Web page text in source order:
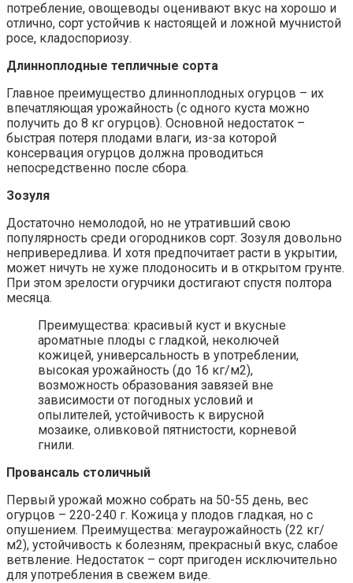
потребление, овощеводы оценивают вкус на хорошо и
отлично, сорт устойчив к настоящей и ложной мучнистой
росе, кладоспориозу.
Длинноплодные тепличные сорта
Главное преимущество длинноплодных огурцов – их
впечатляющая урожайность (с одного куста можно
получить до 8 кг огурцов). Основной недостаток –
быстрая потеря плодами влаги, из-за которой
консервация огурцов должна проводиться
непосредственно после сбора.
Зозуля
Достаточно немолодой, но не утративший свою
популярность среди огородников сорт. Зозуля довольно
непривередлива. И хотя предпочитает расти в укрытии,
может ничуть не хуже плодоносить и в открытом грунте.
При этом зрелости огурчики достигают спустя полтора
месяца.
Преимущества: красивый куст и вкусные
ароматные плоды с гладкой, неколючей
кожицей, универсальность в употреблении,
высокая урожайность (до 16 кг/м2),
возможность образования завязей вне
зависимости от погодных условий и
опылителей, устойчивость к вирусной
мозаике, оливковой пятнистости, корневой
гнили.
Провансаль столичный
Первый урожай можно собрать на 50-55 день, вес
огурцов – 220-240 г. Кожица у плодов гладкая, но с
опушением. Преимущества: мегаурожайность (22 кг/
м2), устойчивость к болезням, прекрасный вкус, слабое
ветвление. Недостаток – сорт пригоден исключительно
для употребления в свежем виде.